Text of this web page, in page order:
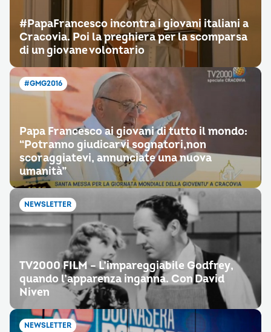
#PapaFrancesco incontra i giovani italiani a
Cracovia. Poi la preghiera per la scomparsa
di un giovane volontario
#GMG2016
Papa Francesco ai giovani di tutto il mondo:
“Potranno giudicarvi sognatori,non
scoraggiatevi, annunciate una nuova
umanità”
NEWSLETTER
TV2000 FILM – L’impareggiabile Godfrey,
quando l’apparenza inganna. Con David
Niven
NEWSLETTER